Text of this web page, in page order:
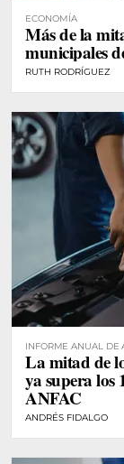
ECONOMÍA
Más de la
municipales
RUTH RODRÍGUEZ
INFORME ANUAL DE
La mitad de
ya supera los
ANFAC
ANDRÉS FIDALGO